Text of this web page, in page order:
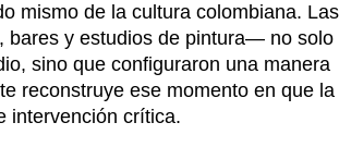
mismo de la cultura colombiana. Las
y estudios de pintura— no solo
sino que configuraron una manera
reconstruye ese momento en que la
intervención crítica.